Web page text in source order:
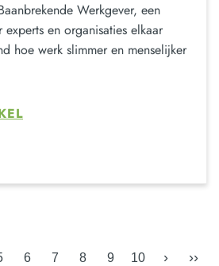
Werkgever, een
en organisaties elkaar
hoe werk slimmer en menselijker
6 7 8 9 10 › ››